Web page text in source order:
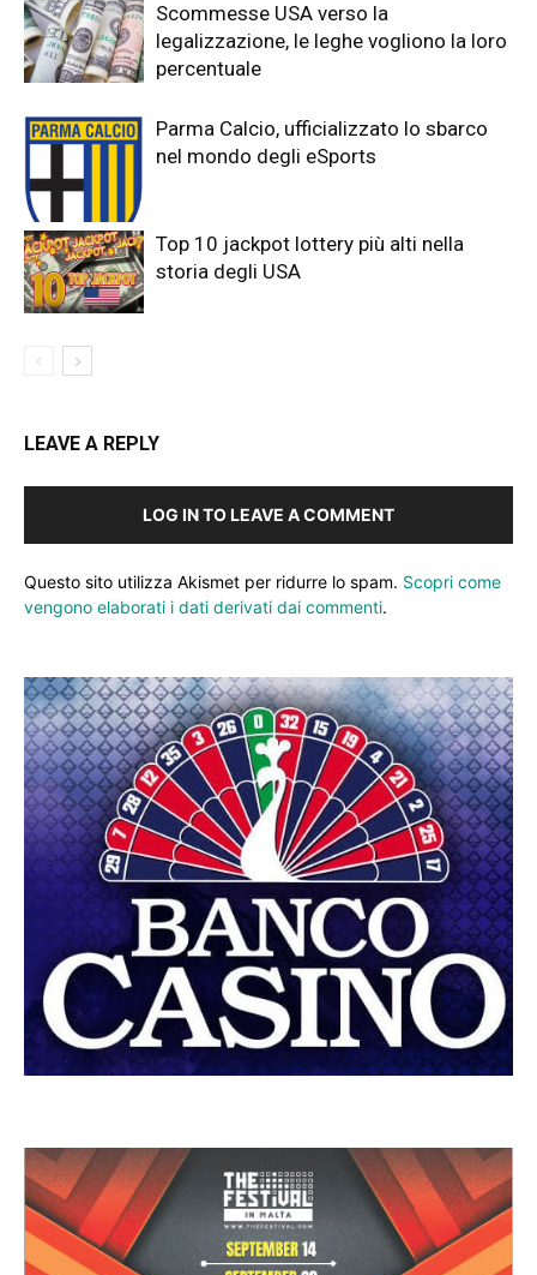
Scommesse USA verso la
legalizzazione, le leghe vogliono la loro
percentuale
Parma Calcio, ufficializzato lo sbarco
nel mondo degli eSports
Top 10 jackpot lottery più alti nella
storia degli USA
LEAVE A REPLY
LOG IN TO LEAVE A COMMENT
Questo sito utilizza Akismet per ridurre lo spam. Scopri come
vengono elaborati i dati derivati dai commenti.